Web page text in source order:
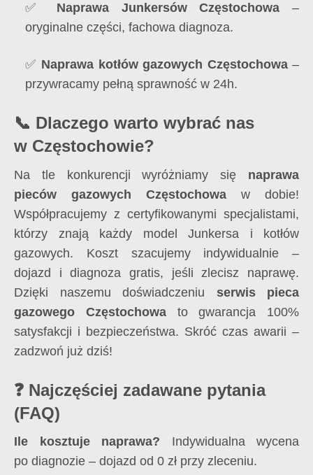
✅ Naprawa Junkersów Częstochowa –
oryginalne części, fachowa diagnoza.
✅ Naprawa kotłów gazowych Częstochowa–
przywracamy pełną sprawność w 24h.
📞 Dlaczego warto wybrać nas
w Częstochowie?
Na tle konkurencji wyróżniamy się naprawa
pieców gazowych Częstochowa w dobie!
Współpracujemy z certyfikowanymi specjalistami,
którzy znają każdy model Junkersa i kotłów
gazowych. Koszt szacujemy indywidualnie –
dojazd i diagnoza gratis, jeśli zlecisz naprawę.
Dzięki naszemu doświadczeniu serwis pieca
gazowego Częstochowato gwarancja 100%
satysfakcji i bezpieczeństwa. Skróć czas awarii –
zadzwoń już dziś!
❓ Najczęściej zadawane pytania
(FAQ)
Ile kosztuje naprawa? Indywidualna wycena
po diagnozie – dojazd od 0 zł przy zleceniu.